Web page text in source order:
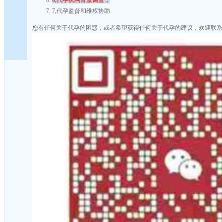
7,代孕监督和维权协助
您有任何关于代孕的困惑，或者希望获得任何关于代孕的建议，欢迎联